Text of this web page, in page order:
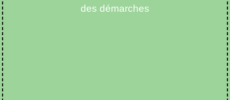
des démarches